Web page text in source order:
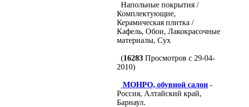
Напольные покрытия /
Комплектующие,
Керамическая плитка /
Кафель, Обои, Лакокрасочные
материалы, Сух
(16283 Просмотров с 29-04-
2010)
МОНРО, обувной салон -
Россия, Алтайский край,
Барнаул.